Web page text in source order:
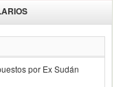
por Ex Sudán